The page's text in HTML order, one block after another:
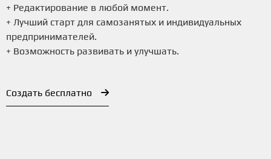
+ Редактирование в любой момент.
+ Лучший старт для самозанятых и индивидуальных
предпринимателей.
+ Возможность развивать и улучшать.
Создать бесплатно